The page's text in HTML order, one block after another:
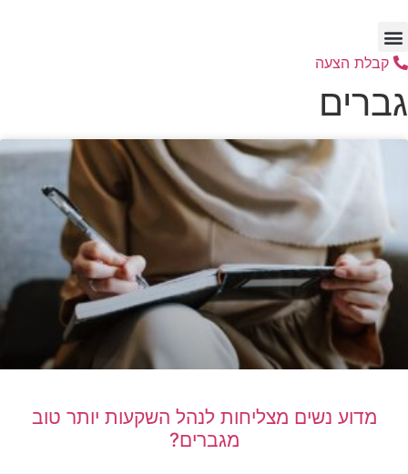
לתוכן
קבלת הצעה
גברים
מדוע נשים מצליחות לנהל השקעות יותר טוב
מגברים?